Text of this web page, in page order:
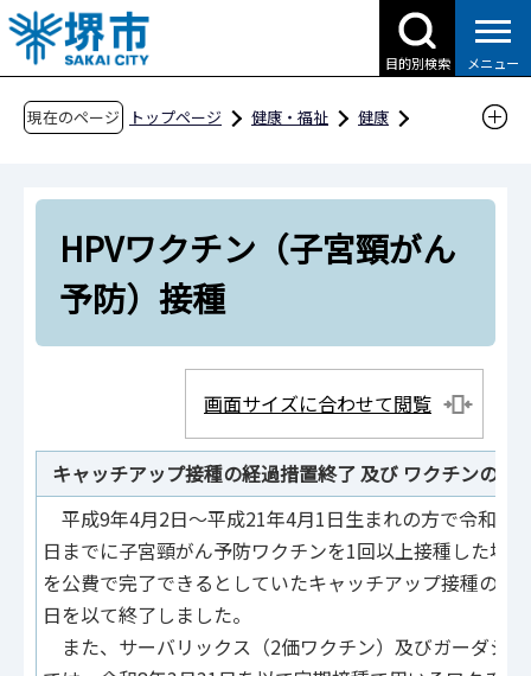
こ
の
ペ
目的別検索 メニュー
現在のページ トップページ 健康・福祉
健康
堺市が実施している予防接種
HPVワクチン（子宮頸がん予防）接種
HPVワクチン（子宮頸がん
予防）接種
画面サイズに合わせて閲覧
キャッチアップ接種の経過措置終了 及び ワクチンの種
平成9年4月2日～平成21年4月1日生まれの方で令和4
日までに子宮頸がん予防ワクチンを1回以上接種した場
を公費で完了できるとしていたキャッチアップ接種の経
日を以て終了しました。
また、サーバリックス（2価ワクチン）及びガーダシ